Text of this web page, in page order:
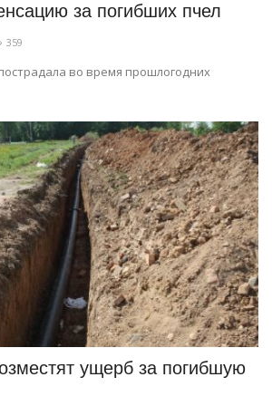
за погибших пчел
359
во время прошлогодних
ущерб за погибшую